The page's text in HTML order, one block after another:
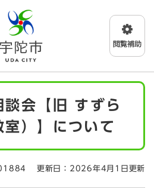
を飛ばして本文へ
談会【旧 すずら
室）】について
更新日：2026年4月1日更新